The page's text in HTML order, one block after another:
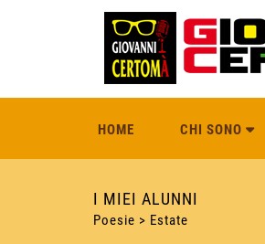
HOME CHI SONO
I MIEI ALUNNI
Poesie > Estate